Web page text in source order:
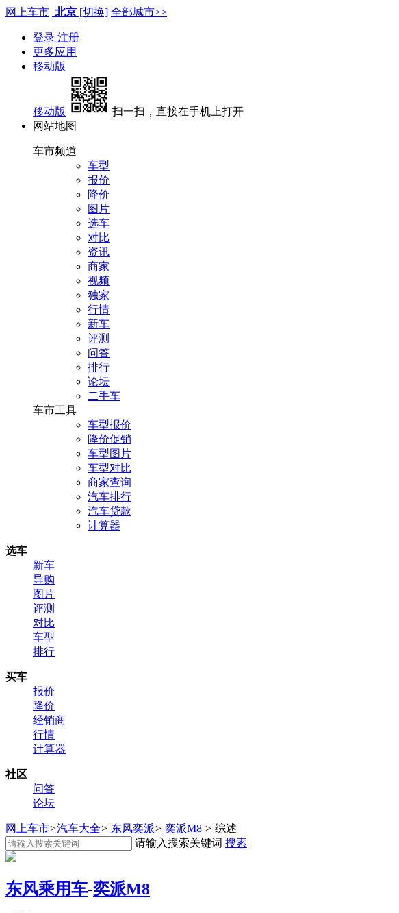
网上车市 北京 [切换] 全部城市>>
登录 注册
更多应用
移动版
移动版
扫一扫，直接在手机上打开
网站地图
车市频道
车型
报价
降价
图片
选车
对比
资讯
商家
视频
独家
行情
新车
评测
问答
排行
论坛
二手车
车市工具
车型报价
降价促销
车型图片
车型对比
商家查询
汽车排行
汽车贷款
计算器
选车
新车
导购
图片
评测
对比
车型
排行
买车
报价
降价
经销商
行情
计算器
社区
问答
论坛
网上车市>汽车大全> 东风奕派> 奕派M8 > 综述
请输入搜索关键词 搜索
东风乘用车-奕派M8